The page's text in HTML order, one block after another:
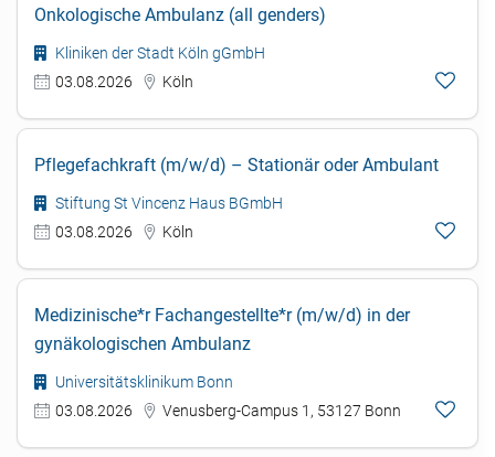
Onkologische Ambulanz (all genders)
Kliniken der Stadt Köln gGmbH
03.08.2026
Köln
Pflegefachkraft (m/w/d) – Stationär oder Ambulant
Stiftung St Vincenz Haus BGmbH
03.08.2026
Köln
Medizinische*r Fachangestellte*r (m/w/d) in der
gynäkologischen Ambulanz
Universitätsklinikum Bonn
03.08.2026
Venusberg-Campus 1, 53127 Bonn